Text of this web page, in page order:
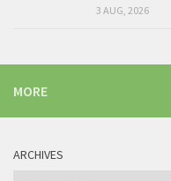
3 AUG, 2026
MORE
ARCHIVES